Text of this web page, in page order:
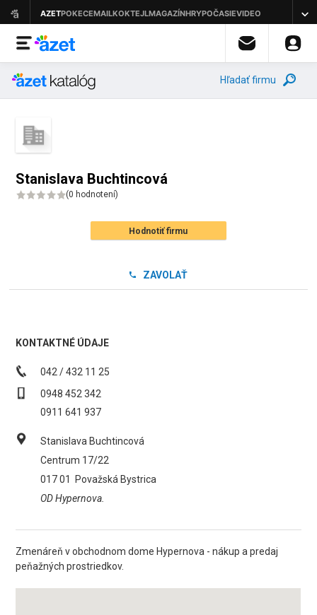
Hľadať firmu
Stanislava Buchtincová
(0 hodnotení)
Hodnotiť firmu
ZAVOLAŤ
KONTAKTNÉ ÚDAJE
042 / 432 11 25
0948 452 342
0911 641 937
Stanislava Buchtincová
Centrum 17/22
017 01
Považská Bystrica
OD Hypernova.
Zmenáreň v obchodnom dome Hypernova - nákup a predaj
peňažných prostriedkov.